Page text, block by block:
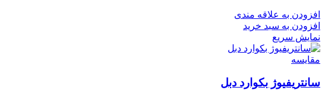
افزودن به علاقه مندی
افزودن به سبد خرید
نمایش سریع
مقايسه
سانتریفیوژ بکوارد دبل